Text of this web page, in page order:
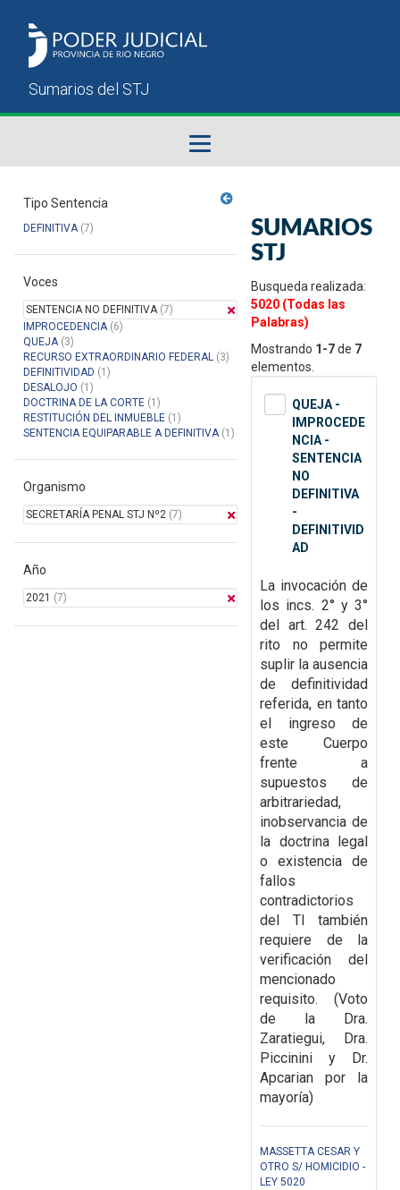
Sumarios del STJ
Manual del Usuario
Tipo Sentencia
DEFINITIVA(7)
Voces
SENTENCIA NO DEFINITIVA(7)
IMPROCEDENCIA(6)
QUEJA(3)
RECURSO EXTRAORDINARIO FEDERAL (3)
DEFINITIVIDAD (1)
DESALOJO (1)
DOCTRINA DE LA CORTE (1)
RESTITUCIÓN DEL INMUEBLE (1)
SENTENCIA EQUIPARABLE A DEFINITIVA(1)
Organismo
SECRETARÍA PENAL STJ Nº2 (7)
Año
2021 (7)
SUMARIOS
STJ
Busqueda realizada:
5020 (Todas las
Palabras)
Mostrando 1-7de 7
elementos.
QUEJA -
IMPROCEDE
NCIA -
SENTENCIA
NO
DEFINITIVA
-
DEFINITIVID
AD
La invocación de
los incs. 2° y 3°
del art. 242 del
rito no permite
suplir la ausencia
de definitividad
referida, en tanto
el ingreso de
este Cuerpo
frente a
supuestos de
arbitrariedad,
inobservancia de
la doctrina legal
o existencia de
fallos
contradictorios
del TI también
requiere de la
verificación del
mencionado
requisito. (Voto
de la Dra.
Zaratiegui, Dra.
Piccinini y Dr.
Apcarian por la
mayoría)
MASSETTA CESAR Y
OTRO S/ HOMICIDIO -
LEY 5020